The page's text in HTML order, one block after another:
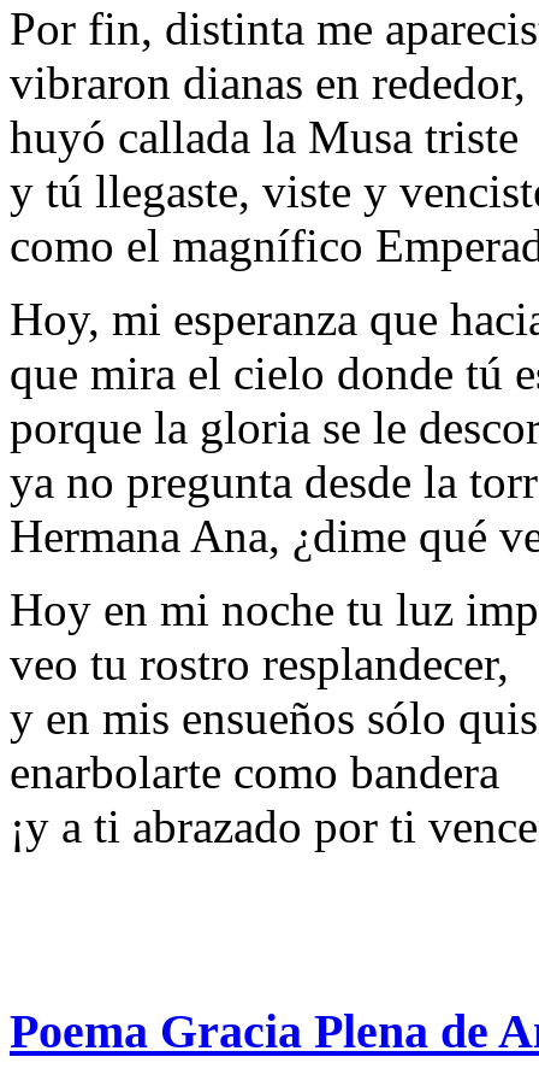
Por fin, distinta me
vibraron dianas en rededor,
huyó callada la Musa triste
y tú llegaste, viste y
como el magnífico
Hoy, mi esperanza que
que mira el cielo donde tú
porque la gloria se le
ya no pregunta desde la
Hermana Ana, ¿dime qué
Hoy en mi noche tu luz
veo tu rostro resplandecer,
y en mis ensueños sólo
enarbolarte como bandera
¡y a ti abrazado por ti
Poema Gracia Plena de